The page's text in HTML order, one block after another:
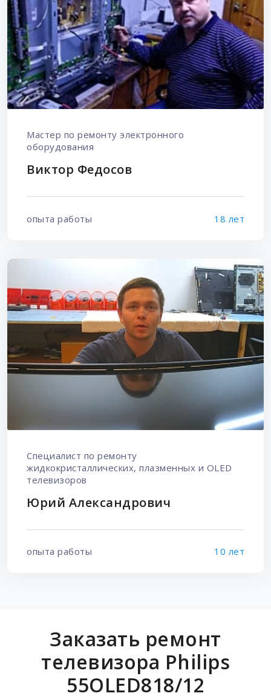
Мастер по ремонту электронного
оборудования
Виктор Федосов
опыта работы 18 лет
Специалист по ремонту
жидкокристаллических, плазменных и OLED
телевизоров
Юрий Александрович
опыта работы 10 лет
Заказать ремонт
телевизора Philips
55OLED818/12